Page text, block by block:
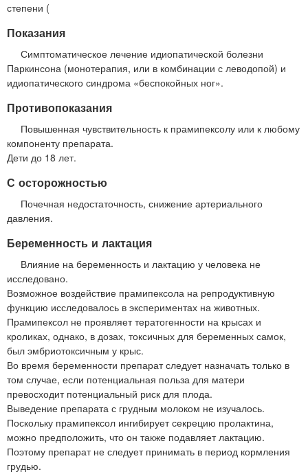
степени (
Показания
Симптоматическое лечение идиопатической болезни
Паркинсона (монотерапия, или в комбинации с леводопой) и
идиопатического синдрома «беспокойных ног».
Противопоказания
Повышенная чувствительность к прамипексолу или к любому
компоненту препарата.
Дети до 18 лет.
С осторожностью
Почечная недостаточность, снижение артериального
давления.
Беременность и лактация
Влияние на беременность и лактацию у человека не
исследовано.
Возможное воздействие прамипексола на репродуктивную
функцию исследовалось в экспериментах на животных.
Прамипексол не проявляет тератогенности на крысах и
кроликах, однако, в дозах, токсичных для беременных самок,
был эмбриотоксичным у крыс.
Во время беременности препарат следует назначать только в
том случае, если потенциальная польза для матери
превосходит потенциальный риск для плода.
Выведение препарата с грудным молоком не изучалось.
Поскольку прамипексол ингибирует секрецию пролактина,
можно предположить, что он также подавляет лактацию.
Поэтому препарат не следует принимать в период кормления
грудью.